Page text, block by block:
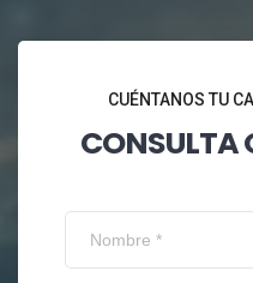
CUÉNTANOS TU
CONSULTA